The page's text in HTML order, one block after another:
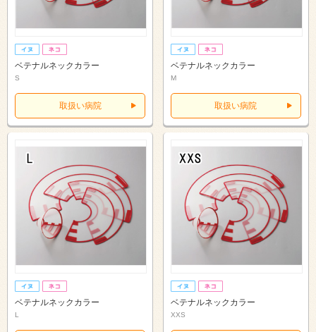
ベテナルネックカラー
S
取扱い病院
ベテナルネックカラー
M
取扱い病院
ベテナルネックカラー
L
ベテナルネックカラー
XXS